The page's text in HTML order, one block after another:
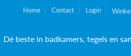
Home Contact Login
Dé beste in badkamers, tegels en